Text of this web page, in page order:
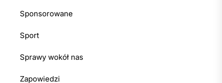
Sponsorowane
Sport
Sprawy wokół nas
Zapowiedzi